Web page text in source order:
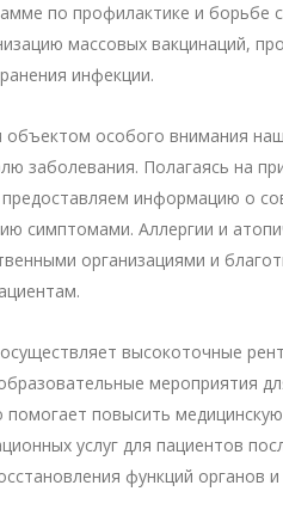
по профилактике и борьбе
массовых вакцинаций,
инфекции.
объектом особого внимания
заболевания. Полагаясь на
информацию о
симптомами. Аллергии и
организациями и
высокоточные
мероприятия
повысить
услуг для пациентов
функций органов